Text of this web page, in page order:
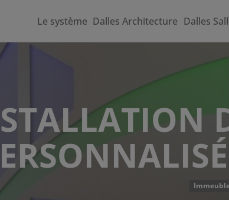
Le système Dalles Architecture Dalles